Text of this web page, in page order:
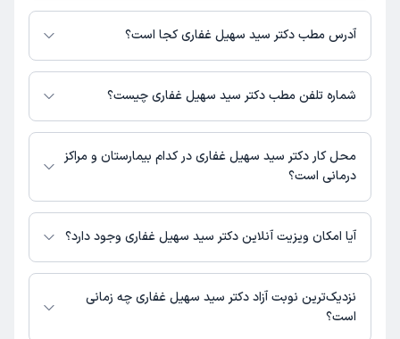
مبلغ ویزیت دکتر سید سهیل غفاری با توجه به نوع ویزیت تغییر می‌کند.
هزینه مشاوره پزشکی تلفنی: 200000 تومان
آدرس مطب دکتر سید سهیل غفاری کجا است؟
دکتر سید سهیل غفاری 1 مطب فعال دارند. آدرس مطب‌های دکتر سید سهیل
غفاری به شرح زیر است.
شماره تلفن مطب دکتر سید سهیل غفاری چیست؟
شهرک کیانشهر : 02133890360
محل کار دکتر سید سهیل غفاری در کدام بیمارستان و مراکز
درمانی است؟
اطلاعاتی درباره محل فعالیت دکتر سید سهیل غفاری در مراکز درمانی در دسترس
نیست.
آیا امکان ویزیت آنلاین دکتر سید سهیل غفاری وجود دارد؟
در حال حاضر دکتر سید سهیل غفاری مشاوره پزشکی تلفنی فعال دارند.
نزدیک‌ترین نوبت آزاد دکتر سید سهیل غفاری چه زمانی
است؟